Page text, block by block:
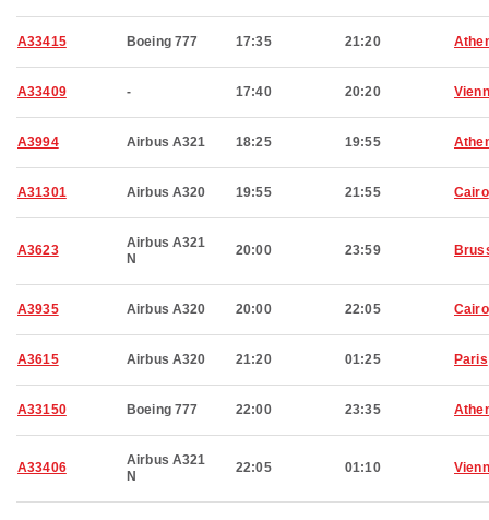
A33415 Boeing 777 17:35 21:20
A33409 - 17:40 20:20
A3994 Airbus A321 18:25 19:55
A31301 Airbus A320 19:55 21:55 Cairo
A3623
Airbus A321
N
20:00 23:59
A3935 Airbus A320 20:00 22:05 Cairo
A3615 Airbus A320 21:20 01:25 Paris
A33150 Boeing 777 22:00 23:35
A33406
Airbus A321
N
22:05 01:10